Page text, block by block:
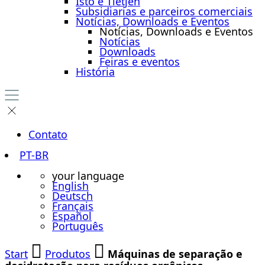
Subsidiarias e parceiros comerciais
Notícias, Downloads e Eventos
Notícias, Downloads e Eventos
Notícias
Downloads
Feiras e eventos
História
Contato
PT-BR
your language
English
Deutsch
Français
Español
Português
Start
Produtos
Máquinas de separação e